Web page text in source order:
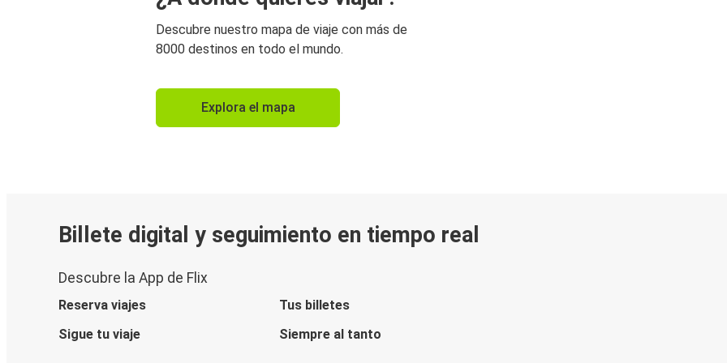
Descubre nuestro mapa de viaje con más de
8000 destinos en todo el mundo.
Explora el mapa
Billete digital y seguimiento en tiempo real
Descubre la App de Flix
Reserva viajes
Tus billetes
Sigue tu viaje
Siempre al tanto